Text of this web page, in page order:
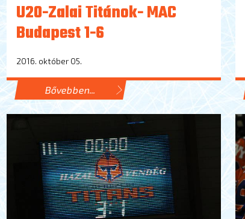
U20-Zalai Titánok- MAC
Budapest 1-6
2016. október 05.
Bővebben...